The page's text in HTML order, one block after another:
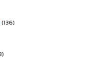
(136)